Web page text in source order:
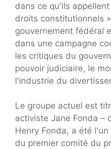
dans ce qu'ils
droits constitutionnels
gouvernement fédéral
dans une campagne
les critiques du
pouvoir judiciaire, le
l'industrie du
Le groupe actuel est
activiste Jane Fonda –
Henry Fonda, a été
du premier comité du